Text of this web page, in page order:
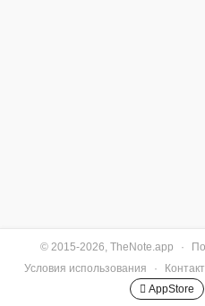
© 2015-2026, TheNote.app ·
Условия использования
·
 AppStore